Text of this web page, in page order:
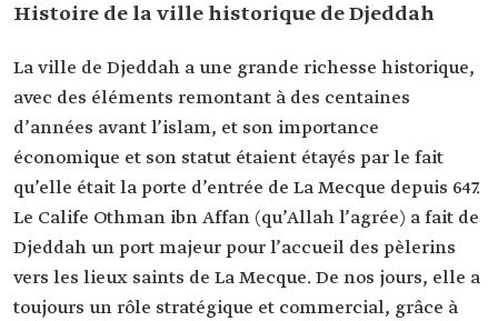
Histoire de la ville historique de Djeddah
La ville de Djeddah a une grande richesse historique,
avec des éléments remontant à des centaines
d’années avant l’islam, et son importance
économique et son statut étaient étayés par le fait
qu’elle était la porte d’entrée de La Mecque depuis 647.
Le Calife Othman ibn Affan (qu’Allah l’agrée) a fait de
Djeddah un port majeur pour l’accueil des pèlerins
vers les lieux saints de La Mecque. De nos jours, elle a
toujours un rôle stratégique et commercial, grâce à